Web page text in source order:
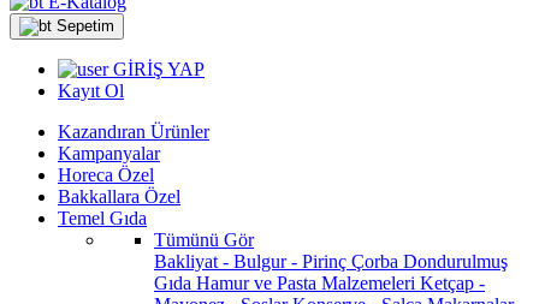
Sepetim
GİRİŞ YAP
Kayıt Ol
Kazandıran Ürünler
Kampanyalar
Horeca Özel
Bakkallara Özel
Temel Gıda
Tümünü Gör
Bakliyat - Bulgur - Pirinç Çorba Dondurulmuş
Gıda Hamur ve Pasta Malzemeleri Ketçap -